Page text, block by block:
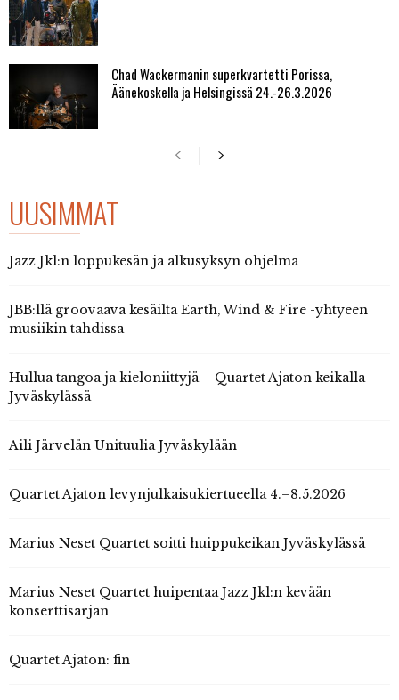
Chad Wackermanin superkvartetti Porissa,
Äänekoskella ja Helsingissä 24.-26.3.2026
UUSIMMAT
Jazz Jkl:n loppukesän ja alkusyksyn ohjelma
JBB:llä groovaava kesäilta Earth, Wind & Fire -yhtyeen
musiikin tahdissa
Hullua tangoa ja kieloniittyjä – Quartet Ajaton keikalla
Jyväskylässä
Aili Järvelän Unituulia Jyväskylään
Quartet Ajaton levynjulkaisukiertueella 4.–8.5.2026
Marius Neset Quartet soitti huippukeikan Jyväskylässä
Marius Neset Quartet huipentaa Jazz Jkl:n kevään
konserttisarjan
Quartet Ajaton: fin